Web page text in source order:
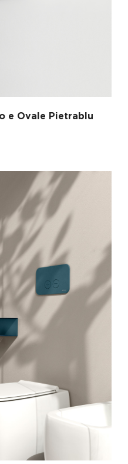
e Ovale Pietrablu